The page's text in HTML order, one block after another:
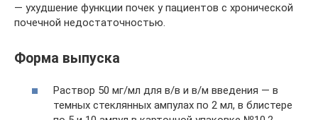
— ухудшение функции почек у пациентов с хронической
почечной недостаточностью.
Форма выпуска
Раствор 50 мг/мл для в/в и в/м введения — в
темных стеклянных ампулах по 2 мл, в блистере